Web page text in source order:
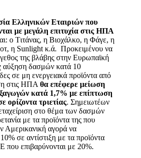
Ελληνικών Εταιριών που
με μεγάλη επιτυχία στις ΗΠΑ
o Tιτάνας, η Βιοχάλκο, η Φάγε, η
η Sunlight κ.ά. Προκειμένου να
της βλάβης στην Ευρωπαϊκή
δασμών κατά 10
σε μη ενεργειακά προϊόντα από
στις ΗΠΑ θα επέφερε μείωση
κατά 1,7% με επίπτωση
τριετίας. Σημειωτέων
στο θέμα των δασμών
με τα προϊόντα της που
Αμερικανική αγορά να
σε αντίστιξη με τα προϊόντα
που επιβαρύνονται με 20%.